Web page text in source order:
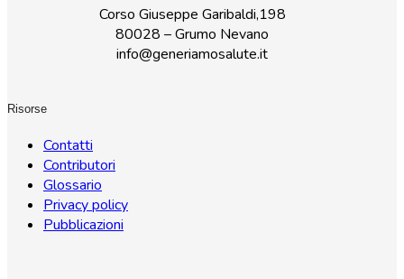
Corso Giuseppe Garibaldi,198
80028 – Grumo Nevano
info@generiamosalute.it
Risorse
Contatti
Contributori
Glossario
Privacy policy
Pubblicazioni